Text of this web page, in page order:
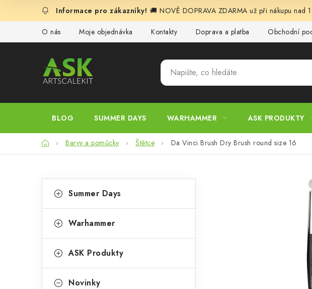
🚚 NOVĚ DOPRAVA ZDARMA už při nákupu nad
O nás Moje objednávka Kontakty Doprava a platba Obchodní
BLOG SUMMER DAYS WARHAMMER ASK PRODUKTY
DomůBarvy a pomůcky Štětce Da Vinci Brush Dry Brush round size 16
o
t
r
kategorie
a
e
o
Summer Days
Warhammer
ASK Produkty
Novinky